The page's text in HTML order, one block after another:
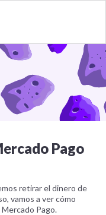
Pago
retirar el dinero de
vamos a ver cómo
Pago.